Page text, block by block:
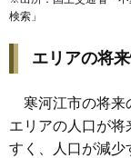
検索 」
エリアの将
寒河江市の将来
エリアの人口が
すく、人口が減少